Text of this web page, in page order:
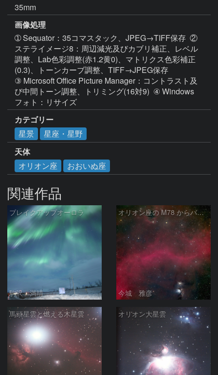
35mm
画像処理
➀ Sequator：35コマスタック、JPEG→TIFF保存  ②
ステライメージ8：周辺減光及びカブリ補正、レベル
調整、Lab色彩調整(赤1.2黄0)、マトリクス色彩補正
(0.3)、トーンカーブ調整、TIFF→JPEG保存
③ Microsoft Office Picture Manager：コントラスト及
び中間トーン調整、トリミング(16対9)  ④ Windows
カテゴリー
星景
星座・星野
天体
オリオン座
おおいぬ座
関連作品
ブレイクアップオーロラ
駒沢 満晴
オリオン座の M78 からバーナードループをまたいで LDN1622あたり
今城 雅彦
馬頭星雲と燃える木星雲 オリオン大星雲